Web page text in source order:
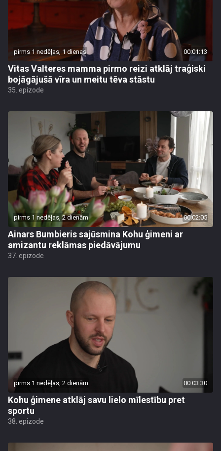
pirms 1 nedēļas, 1 dienas 00:01:13
Vitas Valteres mamma pirmo reizi atklāj traģiski
bojāgājušā vīra un meitu tēva stāstu
35. epizode
pirms 1 nedēļas, 2 dienām 00:02:05
Ainars Bumbieris sajūsmina Kohu ģimeni ar
amizantu reklāmas piedāvājumu
37. epizode
pirms 1 nedēļas, 2 dienām 00:03:30
Kohu ģimene atklāj savu lielo mīlestību pret
sportu
38. epizode